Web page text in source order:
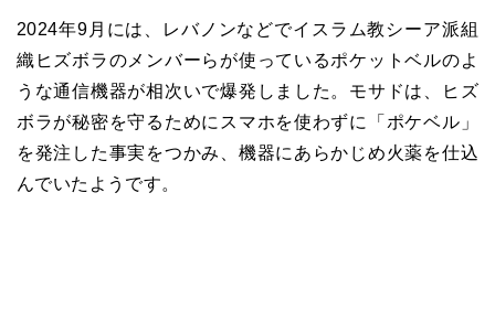
2024年9月には、レバノンなどでイスラム教シーア派組
織ヒズボラのメンバーらが使っているポケットベルのよ
うな通信機器が相次いで爆発しました。モサドは、ヒズ
ボラが秘密を守るためにスマホを使わずに「ポケベル」
を発注した事実をつかみ、機器にあらかじめ火薬を仕込
んでいたようです。